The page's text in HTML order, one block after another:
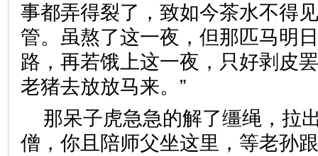
事都弄得裂了，致如今茶水不得
管。虽熬了这一夜，但那匹马明
路，再若饿上这一夜，只好剥皮
老猪去放放马来。”
那呆子虎急急的解了缰绳，拉
僧，你且陪师父坐这里，等老孙